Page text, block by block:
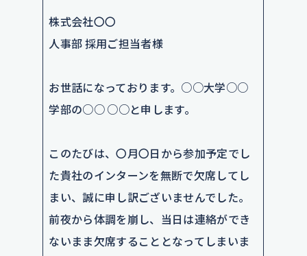
株式会社〇〇
人事部 採用ご担当者様
お世話になっております。○○大学○○
学部の○○ ○○と申します。
このたびは、〇月〇日から参加予定でし
た貴社のインターンを無断で欠席してし
まい、誠に申し訳ございませんでした。
前夜から体調を崩し、当日は連絡ができ
ないまま欠席することとなってしまいま